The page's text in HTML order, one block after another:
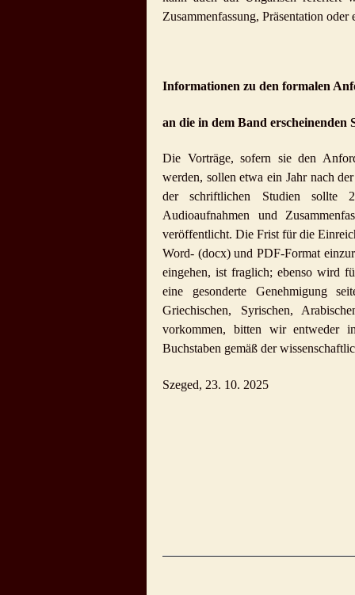
Zusammenfassung, Präsentation
Informationen zu den formalen
an die in dem Band erscheinenden
Die Vorträge, sofern sie den
werden, sollen etwa ein Jahr nach
der schriftlichen Studien sollte
Audioaufnahmen und
veröffentlicht. Die Frist für die
Word- (docx) und PDF-Format
eingehen, ist fraglich; ebenso wird
eine gesonderte Genehmigung
Griechischen, Syrischen,
vorkommen, bitten wir entweder
Buchstaben gemäß der
Szeged, 23. 10. 2025